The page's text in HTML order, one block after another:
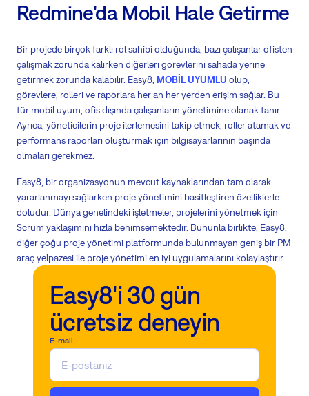
Redmine'da Mobil Hale Getirme
Bir projede birçok farklı rol sahibi olduğunda, bazı çalışanlar ofisten
çalışmak zorunda kalırken diğerleri görevlerini sahada yerine
getirmek zorunda kalabilir. Easy8, MOBİL UYUMLU olup,
görevlere, rolleri ve raporlara her an her yerden erişim sağlar. Bu
tür mobil uyum, ofis dışında çalışanların yönetimine olanak tanır.
Ayrıca, yöneticilerin proje ilerlemesini takip etmek, roller atamak ve
performans raporları oluşturmak için bilgisayarlarının başında
olmaları gerekmez.
Easy8, bir organizasyonun mevcut kaynaklarından tam olarak
yararlanmayı sağlarken proje yönetimini basitleştiren özelliklerle
doludur. Dünya genelindeki işletmeler, projelerini yönetmek için
Scrum yaklaşımını hızla benimsemektedir. Bununla birlikte, Easy8,
diğer çoğu proje yönetimi platformunda bulunmayan geniş bir PM
araç yelpazesi ile proje yönetimi en iyi uygulamalarını kolaylaştırır.
Easy8'i 30 gün
ücretsiz deneyin
E-mail